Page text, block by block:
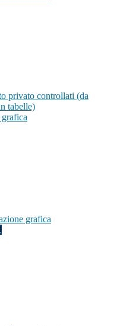
privato controllati (da
tabelle)
grafica